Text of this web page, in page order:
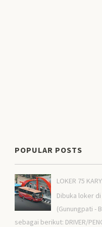
POPULAR POSTS
LOKER 75
Dibuka loker di
(Gunungpati -
sebagai berikut: DRIVER/